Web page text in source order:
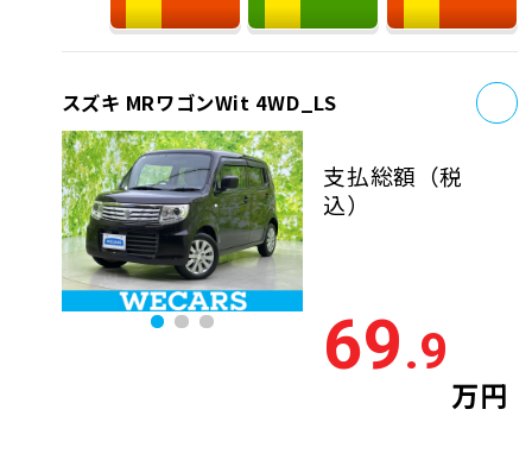
スズキ MRワゴンWit 4WD_LS
支払総額 （税
込）
69.9
万円